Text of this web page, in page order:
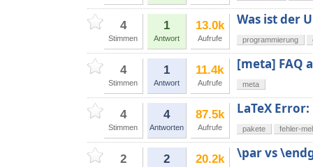
4
Stimmen
1
Antwort
13.0k
Aufrufe
Was ist der
programmierung
4
Stimmen
1
Antwort
11.4k
Aufrufe
[meta] FAQ
meta
4
Stimmen
4
Antworten
87.5k
Aufrufe
LaTeX
pakete fehler-
2 2 20.2k \par vs